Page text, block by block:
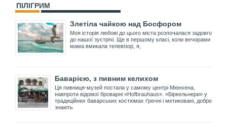
ПІЛІГРИМ
Злетіла чайкою над Босфором
Моя історія любові до цього міста розпочалася задовго
до нашої зустрічі. Ще в першому класі, коли вечорами
мама вмикала телевізор, я,
Баварією, з пивним келихом
Ця пивниця-музей постала у самому центрі Мюнхена,
навпроти відомої броварні «Hofbrauhaus». «Біркельнери» у
традиційних баварських костюмах ґречні і метиковані, добре
знають